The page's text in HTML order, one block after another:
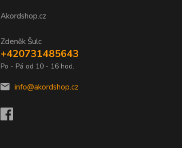
Akordshop.cz
Zdeněk Šulc
+420731485643
Po - Pá od 10 - 16 hod.
info@akordshop.cz